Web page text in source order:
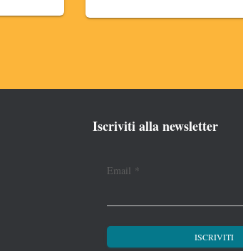
Iscriviti alla newsletter
Email *